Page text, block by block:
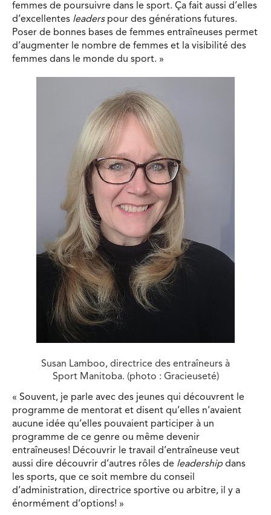
femmes de poursuivre dans le sport. Ça fait aussi d’elles
d’excellentes leaders pour des générations futures.
Poser de bonnes bases de femmes entraîneuses permet
d’augmenter le nombre de femmes et la visibilité des
femmes dans le monde du sport. »
Susan Lamboo, directrice des entraîneurs à
Sport Manitoba. (photo : Gracieuseté)
« Souvent, je parle avec des jeunes qui découvrent le
programme de mentorat et disent qu’elles n’avaient
aucune idée qu’elles pouvaient participer à un
programme de ce genre ou même devenir
entraîneuses! Découvrir le travail d’entraîneuse veut
aussi dire découvrir d’autres rôles de leadership dans
les sports, que ce soit membre du conseil
d’administration, directrice sportive ou arbitre, il y a
énormément d’options! »